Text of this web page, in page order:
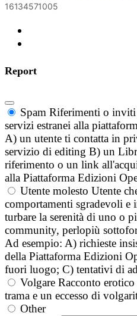
16134571005
Report
Spam Riferimenti o inviti
servizi estranei alla
A) un utente ti contatta in
servizio di editing B) un
riferimento o un link
alla Piattaforma Edizioni
Utente molesto Utente
comportamenti sgradevoli e
turbare la serenità di uno o
community, perlopiù
Ad esempio: A) richieste
della Piattaforma Edizioni
fuori luogo; C) tentativi di
Volgare Racconto erotico
trama e un eccesso di
Other